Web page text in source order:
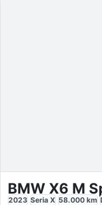
BMW X6 M
2023 Seria X 58.000 km